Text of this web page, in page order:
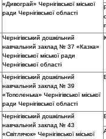
«Дивограй» Чернігівської міської
ради Чернігівської області
Чернігівський дошкільний
навчальний заклад № 37 «Казка»
Чернігівської міської ради
Чернігівської області
Чернігівський дошкільний
навчальний заклад № 39
«Тополенька» Чернігівської міської
ради Чернігівської області
Чернігівський дошкільний
навчальний заклад № 43
«Світлячок» Чернігівської міської